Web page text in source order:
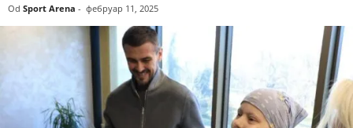
Od Sport Arena - фебруар 11, 2025